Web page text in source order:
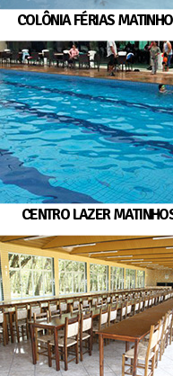
COLÔNIA FÉRIAS
CENTRO LAZER